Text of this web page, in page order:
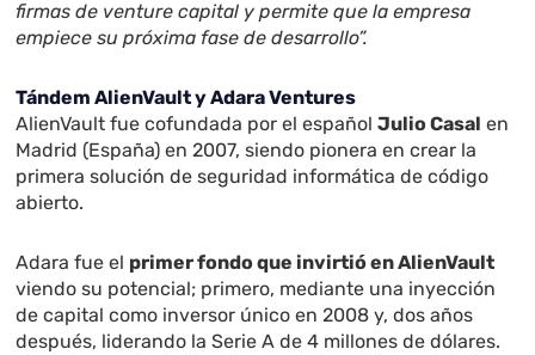
firmas de venture capital y permite que la empresa
empiece su próxima fase de desarrollo”.
Tándem AlienVault y Adara Ventures
AlienVault fue cofundada por el españolJulio Casal en
Madrid (España) en 2007, siendo pionera en crear la
primera solución de seguridad informática de código
abierto.
Adara fue el primer fondo que invirtió en AlienVault
viendo su potencial; primero, mediante una inyección
de capital como inversor único en 2008 y, dos años
después, liderando la Serie A de 4 millones de dólares.